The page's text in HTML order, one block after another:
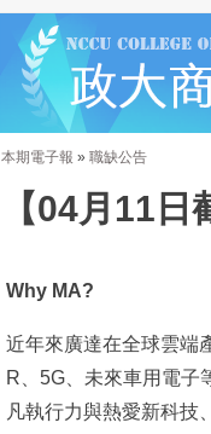
本期電子報 » 職缺公告
【04月11
Why MA?
近年來廣達在全球雲端
R、5G、未來車用電子
凡執行力與熱愛新科技